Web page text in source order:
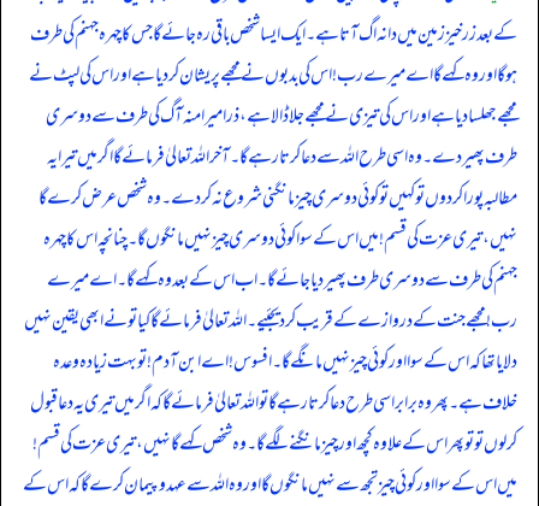
کے بعد زرخیز زمین میں دانہ اگ آتا ہے۔ ایک ایسا شخص باقی رہ جائے گا جس کا چہرہ جہنم کی طرف
ہو گا اور وہ کہے گا اے میرے رب! اس کی بدبوں نے مجھے پریشان کر دیا ہے اور اس کی لپٹ نے
مجھے جھلسا دیا ہے اور اس کی تیزی نے مجھے جلا ڈالا ہے، ذرا میرا منہ آگ کی طرف سے دوسری
طرف پھیر دے۔ وہ اسی طرح اللہ سے دعا کرتا رہے گا۔ آخر اللہ تعالیٰ فرمائے گا اگر میں تیرا یہ
مطالبہ پورا کر دوں تو کہیں تو کوئی دوسری چیز مانگنی شروع نہ کر دے۔ وہ شخص عرض کرے گا
نہیں، تیری عزت کی قسم! میں اس کے سوا کوئی دوسری چیز نہیں مانگوں گا۔ چنانچہ اس کا چہرہ
جہنم کی طرف سے دوسری طرف پھیر دیا جائے گا۔ اب اس کے بعد وہ کہے گا۔ اے میرے
رب! مجھے جنت کے دروازے کے قریب کر دیجئیے۔ اللہ تعالیٰ فرمائے گا کیا تو نے ابھی یقین نہیں
دلایا تھا کہ اس کے سوا اور کوئی چیز نہیں مانگے گا۔ افسوس! اے ابن آدم! تو بہت زیادہ وعدہ
خلاف ہے۔ پھر وہ برابر اسی طرح دعا کرتا رہے گا تو اللہ تعالیٰ فرمائے گا کہ اگر میں تیری یہ دعا قبول
کر لوں تو تو پھر اس کے علاوہ کچھ اور چیز مانگنے لگے گا۔ وہ شخص کہے گا نہیں، تیری عزت کی قسم!
میں اس کے سوا اور کوئی چیز تجھ سے نہیں مانگوں گا اور وہ اللہ سے عہد و پیمان کرے گا کہ اس کے